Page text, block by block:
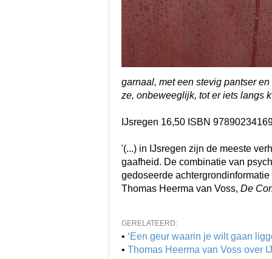
garnaal, met een stevig pantser
ze, onbeweeglijk, tot er iets langs
IJsregen 16,50 ISBN
'(...) in IJsregen zijn de meeste
gaafheid. De combinatie van
gedoseerde
Thomas Heerma van Voss, De
GERELATEERD:
• ‘Een geur waarin je wilt gaan
• Thomas Heerma van Voss over